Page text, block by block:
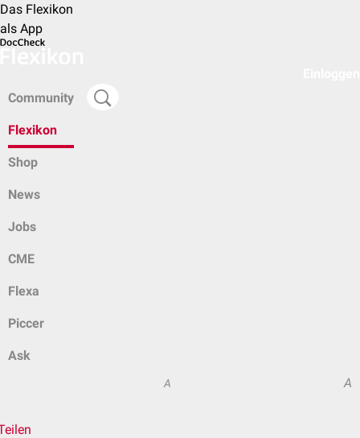
Das Flexikon
als App
Community
Flexikon
Shop
News
Jobs
CME
Flexa
Piccer
Ask
A A